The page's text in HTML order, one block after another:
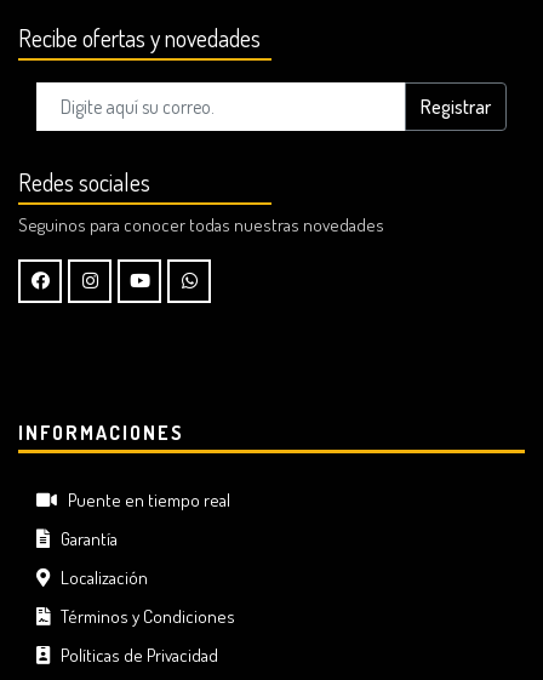
Recibe ofertas y novedades
Registrar
Redes sociales
Seguinos para conocer todas nuestras novedades
INFORMACIONES
Puente en tiempo real
Garantía
Localización
Términos y Condiciones
Políticas de Privacidad